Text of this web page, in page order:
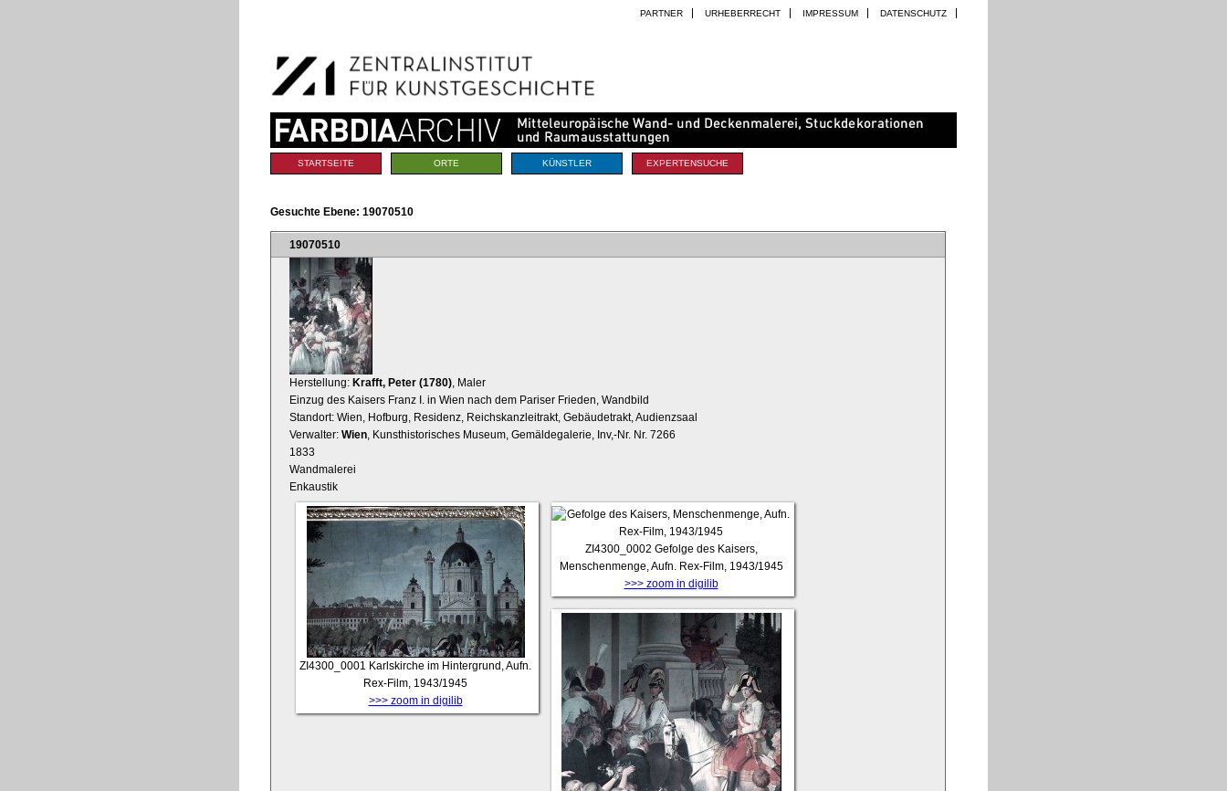
Navigation
PARTNER URHEBERRECHT IMPRESSUM DATENSCHUTZ
Sektionen
STARTSEITE ORTE KÜNSTLER EXPERTENSUCHE
Gesuchte Ebene: 19070510
19070510
Herstellung: Krafft, Peter (1780) , Maler
Einzug des Kaisers Franz I. in Wien nach dem Pariser Frieden, Wandbild
Standort: Wien, Hofburg, Residenz, Reichskanzleitrakt, Gebäudetrakt, Audienzsaal
Verwalter: Wien , Kunsthistorisches Museum, Gemäldegalerie, Inv,-Nr. Nr. 7266
1833
Wandmalerei
Enkaustik
ZI4300_0001 Karlskirche im Hintergrund, Aufn.
Rex-Film, 1943/1945
>>> zoom in digilib
ZI4300_0002 Gefolge des Kaisers,
Menschenmenge, Aufn. Rex-Film, 1943/1945
>>> zoom in digilib